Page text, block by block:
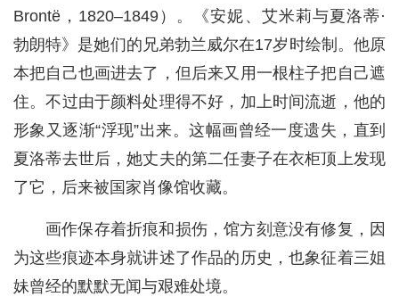
Brontë，1820–1849）。《安妮、艾米莉与夏洛蒂·
勃朗特》是她们的兄弟勃兰威尔在17岁时绘制。他原
本把自己也画进去了，但后来又用一根柱子把自己遮
住。不过由于颜料处理得不好，加上时间流逝，他的
形象又逐渐“浮现”出来。这幅画曾经一度遗失，直到
夏洛蒂去世后，她丈夫的第二任妻子在衣柜顶上发现
了它，后来被国家肖像馆收藏。
画作保存着折痕和损伤，馆方刻意没有修复，因
为这些痕迹本身就讲述了作品的历史，也象征着三姐
妹曾经的默默无闻与艰难处境。